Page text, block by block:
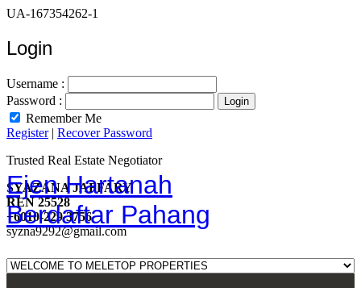
UA-167354262-1
Login
Username :
Password :
Remember Me
Register| Recover Password
Ejen Hartanah
Berdaftar Pahang
Trusted Real Estate Negotiator
SYAZANA JAFFARY
REN 25528
+6010-229 3756
syzna9292@gmail.com